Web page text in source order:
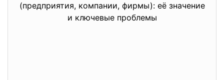
(предприятия, компании, фирмы): её значение
и ключевые проблемы